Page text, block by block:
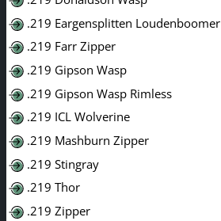
.219 Eargensplitten Loudenboomer
.219 Farr Zipper
.219 Gipson Wasp
.219 Gipson Wasp Rimless
.219 ICL Wolverine
.219 Mashburn Zipper
.219 Stingray
.219 Thor
.219 Zipper